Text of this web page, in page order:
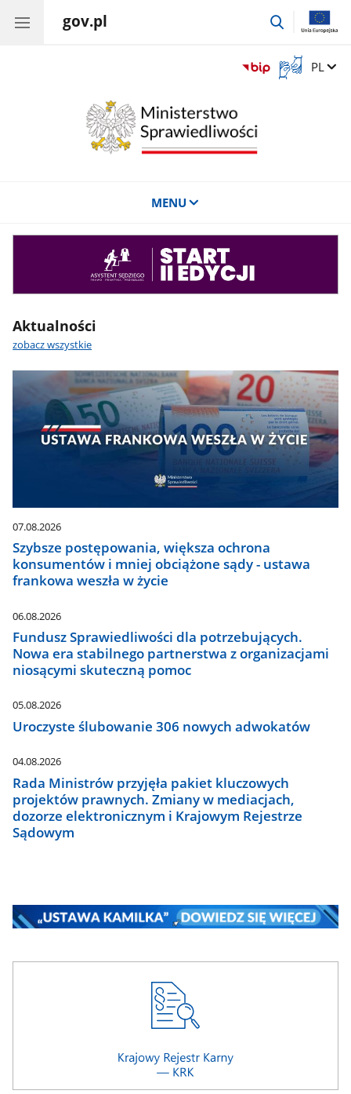
gov.pl
przejdź
Otwórz
okno
Zmień
PL
MENU
Aktualności
zobacz wszystkie
07.08.2026
Szybsze postępowania, większa ochrona
konsumentów i mniej obciążone sądy - ustawa
frankowa weszła w życie
06.08.2026
Fundusz Sprawiedliwości dla potrzebujących.
Nowa era stabilnego partnerstwa z organizacjami
niosącymi skuteczną pomoc
05.08.2026
Uroczyste ślubowanie 306 nowych adwokatów
04.08.2026
Rada Ministrów przyjęła pakiet kluczowych
projektów prawnych. Zmiany w mediacjach,
dozorze elektronicznym i Krajowym Rejestrze
Sądowym